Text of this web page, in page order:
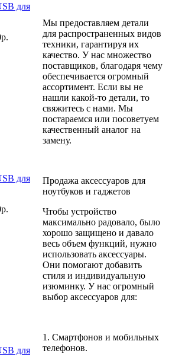
для
р.
для
р.
для
Мы предоставляем детали
для распространенных видов
техники, гарантируя их
качество. У нас множество
поставщиков, благодаря чему
обеспечивается огромный
ассортимент. Если вы не
нашли какой-то детали, то
свяжитесь с нами. Мы
постараемся или посоветуем
качественный аналог на
замену.
Продажа аксессуаров для
ноутбуков и гаджетов
Чтобы устройство
максимально радовало, было
хорошо защищено и давало
весь объем функций, нужно
использовать аксессуары.
Они помогают добавить
стиля и индивидуальную
изюминку. У нас огромный
выбор аксессуаров для:
1. Смартфонов и мобильных
телефонов.